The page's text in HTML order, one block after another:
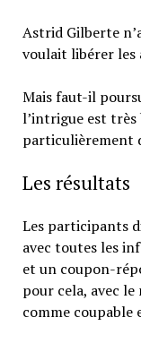
Astrid Gilberte
voulait libérer les
Mais faut-il
l’intrigue est très
particulièrement
Les résultats
Les participants
avec toutes les
et un coupon-
pour cela, avec le
comme coupable